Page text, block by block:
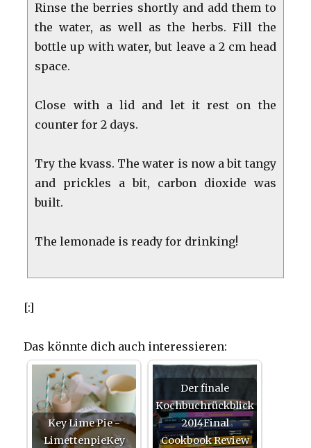
Rinse the berries shortly and add them to
the water, as well as the herbs. Fill the
bottle up with water, but leave a 2 cm head
space.
Close with a lid and let it rest on the
counter for 2 days.
Try the kvass. The water is now a bit tangy
and prickles a bit, carbon dioxide was
built.
The lemonade is ready for drinking!
[:]
Das könnte dich auch interessieren:
Key Lime Pie -
LimettenpieKey
Der finale
Kochbuchrückblick
2014Final
Cookbook Review